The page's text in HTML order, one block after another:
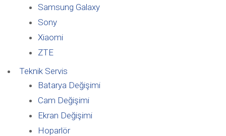
Samsung Galaxy
Sony
Xiaomi
ZTE
Teknik Servis
Batarya Değişimi
Cam Değişimi
Ekran Değişimi
Hoparlör